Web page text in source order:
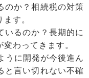
のか？相続税の対策
す。
いるのか？長期的に
わってきます。
うに開発が今後進ん
と言い切れない不確